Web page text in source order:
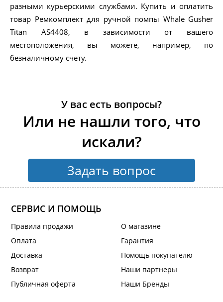
разными курьерскими службами. Купить и оплатить
товар Ремкомплект для ручной помпы Whale Gusher
Titan AS4408, в зависимости от вашего
местоположения, вы можете, например, по
безналичному счету.
У вас есть вопросы?
Или не нашли того, что
искали?
Задать вопрос
СЕРВИС И ПОМОЩЬ
Правила продажи
Оплата
Доставка
Возврат
Публичная оферта
О магазине
Гарантия
Помощь покупателю
Наши партнеры
Наши Бренды